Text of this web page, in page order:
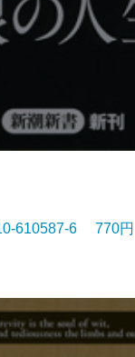
610587-6 770